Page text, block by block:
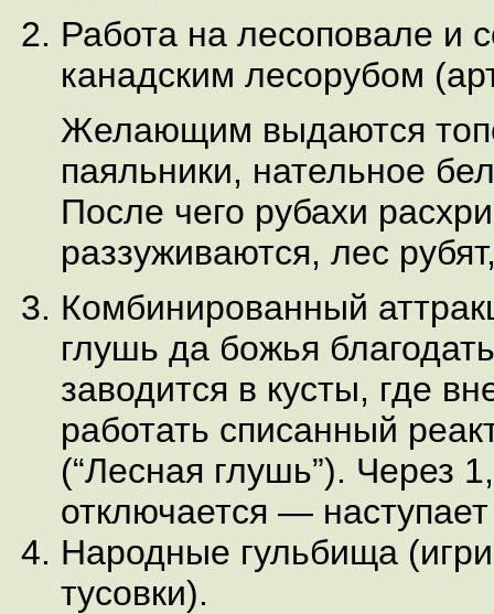
Работа на лесоповале и
канадским лесорубом
Желающим выдаются
паяльники, нательное
После чего рубахи
раззуживаются, лес
Комбинированный
глушь да божья
заводится в кусты, где
работать списанный
(“Лесная глушь”). Через
отключается —
Народные гульбища
тусовки).